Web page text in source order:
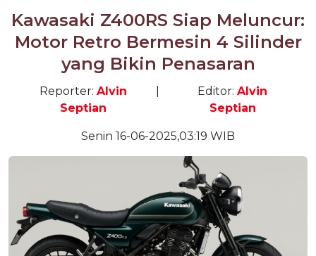
Kawasaki Z400RS Siap Meluncur:
Motor Retro Bermesin 4 Silinder
yang Bikin Penasaran
Reporter: Alvin
Septian
Editor:Alvin
Septian
Senin 16-06-2025,03:19 WIB